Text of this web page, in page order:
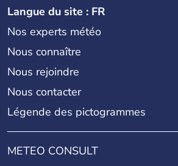
Langue du site : FR
Nos experts météo
Nous connaître
Nous rejoindre
Nous contacter
Légende des pictogrammes
METEO CONSULT